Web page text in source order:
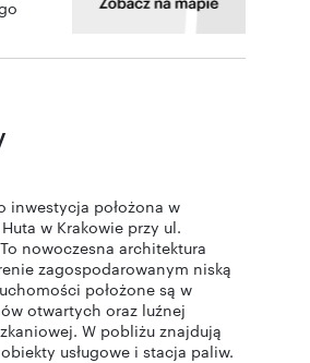
inwestycja położona w
w Krakowie przy ul.
nowoczesna architektura
zagospodarowanym niską
położone są w
otwartych oraz luźnej
W pobliżu znajdują
usługowe i stacja paliw.